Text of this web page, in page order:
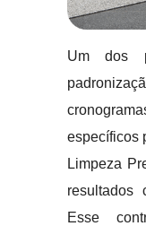
Um dos
específicos
Limpeza
resultados
Esse